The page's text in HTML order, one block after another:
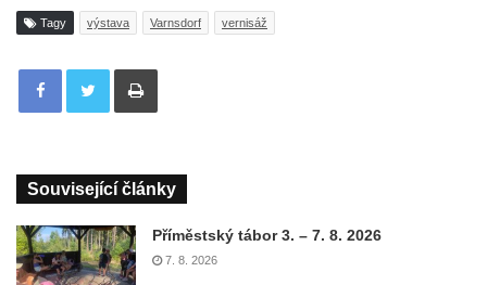
Tagy výstava Varnsdorf vernisáž
Tisknout
Související články
Příměstský tábor 3. – 7. 8. 2026
7. 8. 2026